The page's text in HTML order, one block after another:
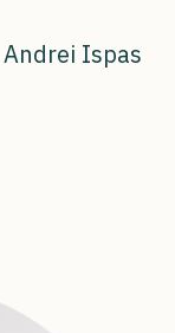
Ispas